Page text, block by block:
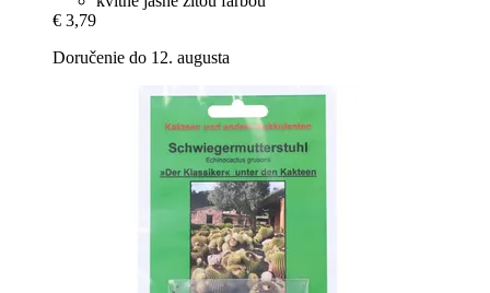
€ 3,79
Doručenie do 12. augusta